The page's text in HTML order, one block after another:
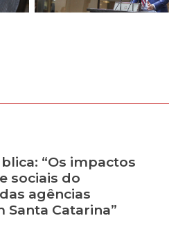
“Os impactos
sociais do
agências
Santa Catarina”